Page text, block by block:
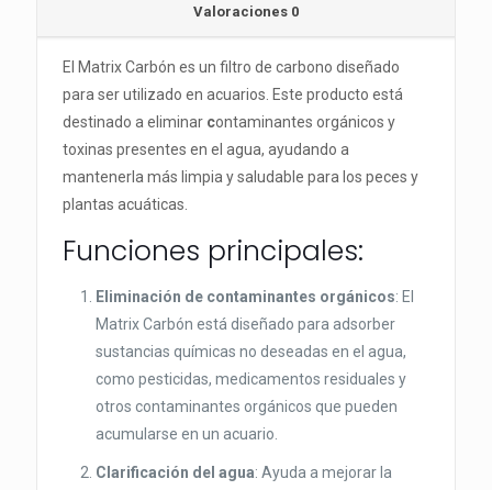
Valoraciones 0
El Matrix Carbón es un filtro de carbono diseñado
para ser utilizado en acuarios. Este producto está
destinado a eliminar contaminantes orgánicos y
toxinas presentes en el agua, ayudando a
mantenerla más limpia y saludable para los peces y
plantas acuáticas.
Funciones principales:
Eliminación de contaminantes orgánicos: El
Matrix Carbón está diseñado para adsorber
sustancias químicas no deseadas en el agua,
como pesticidas, medicamentos residuales y
otros contaminantes orgánicos que pueden
acumularse en un acuario.
Clarificación del agua: Ayuda a mejorar la